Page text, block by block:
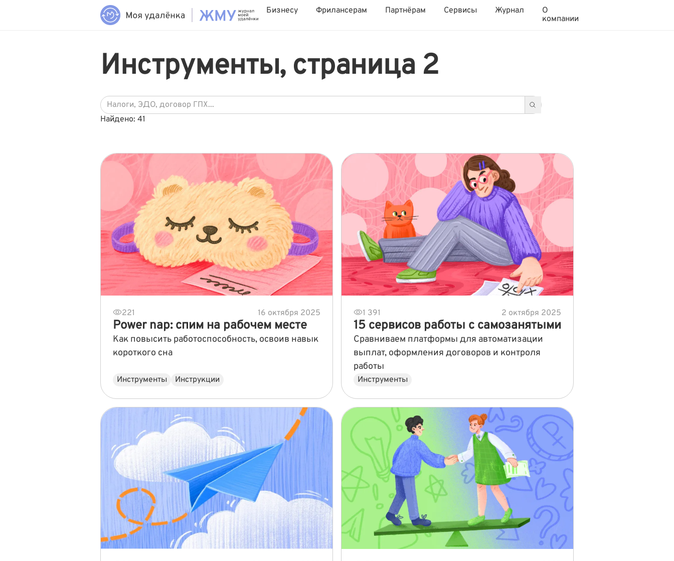
Бизнесу Фрилансерам Партнёрам Сервисы Журнал
О
компании
Инструменты, страница 2
Найдено: 41
221 16 октября 2025
Power nap: спим на рабочем месте
Как повысить работоспособность, освоив навык
короткого сна
Инструменты Инструкции
1 391 2 октября 2025
15 сервисов работы с самозанятыми
Сравниваем платформы для автоматизации
выплат, оформления договоров и контроля
работы
Инструменты